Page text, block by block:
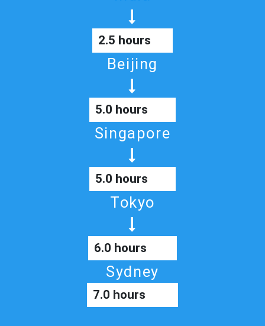
2.5 hours
Beijing
5.0 hours
Singapore
5.0 hours
Tokyo
6.0 hours
Sydney
7.0 hours